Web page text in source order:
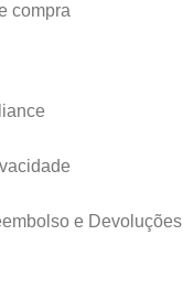
compra
e Devoluções